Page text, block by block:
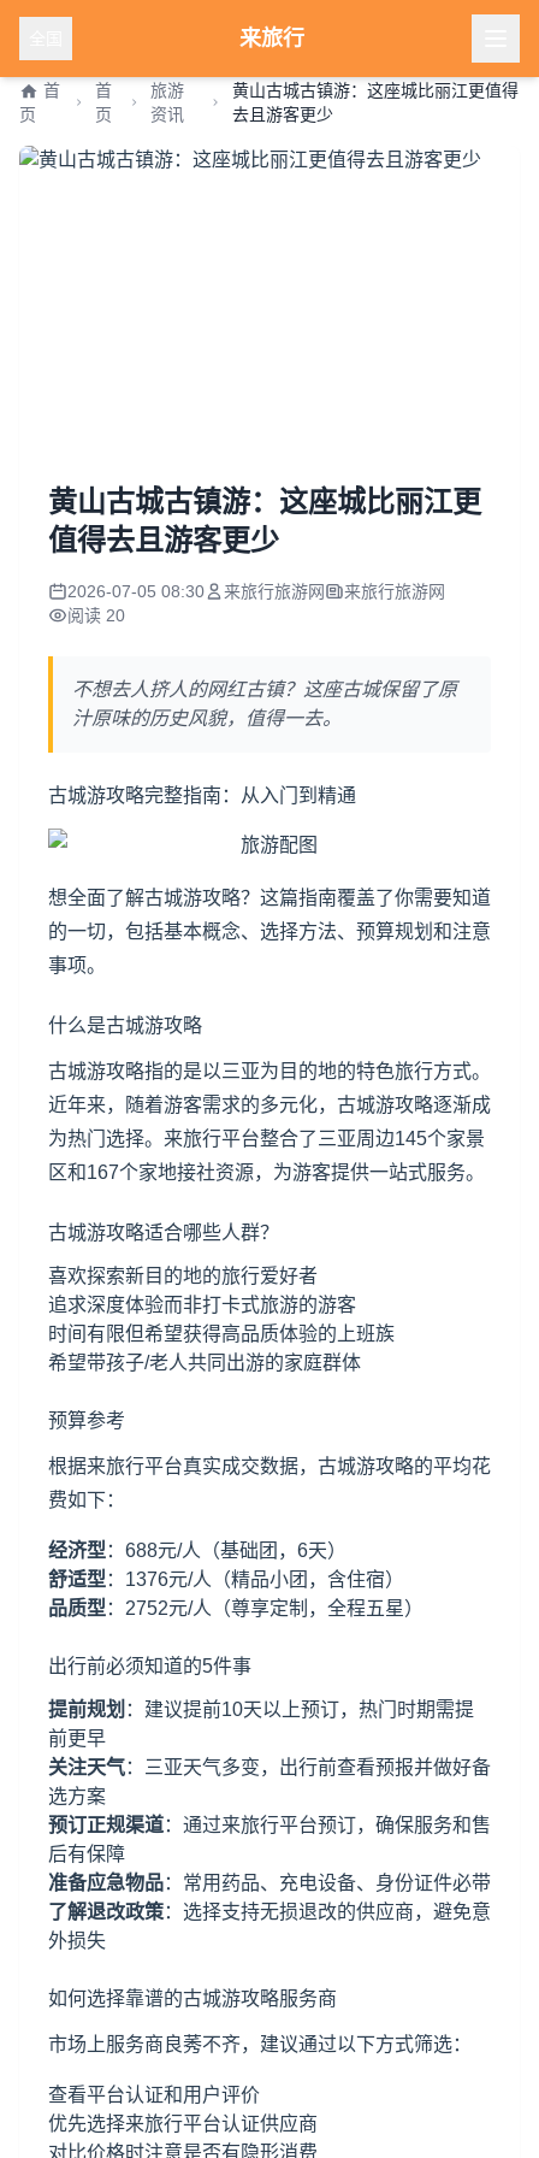
来旅行
首
页
首
页
旅游
资讯
黄山古城古镇游：这座城比丽江更值得
去且游客更少
黄山古城古镇游：这座城比丽江更
值得去且游客更少
2026-07-05 08:30 来旅行旅游网
来旅行旅游网
阅读 20
不想去人挤人的网红古镇？这座古城保留了原
汁原味的历史风貌，值得一去。
古城游攻略完整指南：从入门到精通
想全面了解古城游攻略？这篇指南覆盖了你需要知道
的一切，包括基本概念、选择方法、预算规划和注意
事项。
什么是古城游攻略
古城游攻略指的是以 三亚为目的地的特色旅行方式。
近年来，随着游客需求的多元化，古城游攻略逐渐成
为热门选择。来旅行平台整合了三亚周边145个家景
区和167个家地接社资源，为游客提供一站式服务。
古城游攻略适合哪些人群？
喜欢探索新目的地的旅行爱好者
追求深度体验而非打卡式旅游的游客
时间有限但希望获得高品质体验的上班族
希望带孩子/老人共同出游的家庭群体
预算参考
根据来旅行平台真实成交数据，古城游攻略的平均花
费如下：
经济型 ：688元/人（基础团，6天）
舒适型 ：1376元/人（精品小团，含住宿）
品质型 ：2752元/人（尊享定制，全程五星）
出行前必须知道的5件事
提前规划 ：建议提前10天以上预订，热门时期需提
前更早
关注天气：三亚天气多变，出行前查看预报并做好备
选方案
预订正规渠道：通过来旅行平台预订，确保服务和售
后有保障
准备应急物品：常用药品、充电设备、身份证件必带
了解退改政策：选择支持无损退改的供应商，避免意
外损失
如何选择靠谱的古城游攻略服务商
市场上服务商良莠不齐，建议通过以下方式筛选：
查看平台认证和用户评价
优先选择来旅行平台认证供应商
对比价格时注意是否有隐形消费